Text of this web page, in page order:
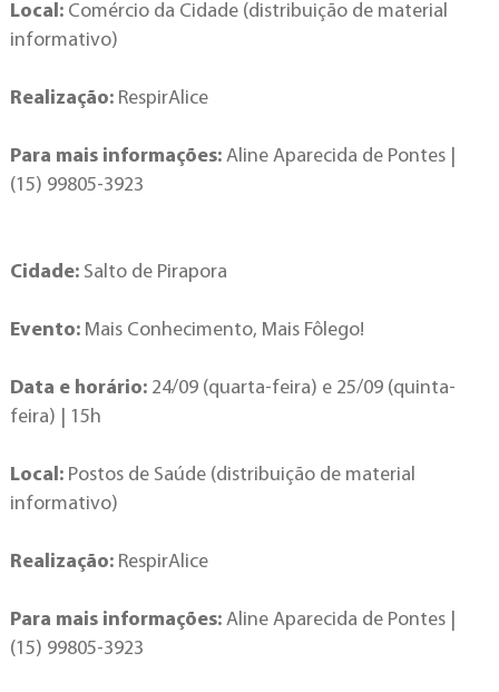
Local: Comércio da Cidade (distribuição de material
informativo)
Realização: RespirAlice
Para mais informações: Aline Aparecida de Pontes |
(15) 99805-3923
Cidade: Salto de Pirapora
Evento: Mais Conhecimento, Mais Fôlego!
Data e horário: 24/09 (quarta-feira) e 25/09 (quinta-
feira) | 15h
Local: Postos de Saúde (distribuição de material
informativo)
Realização: RespirAlice
Para mais informações: Aline Aparecida de Pontes |
(15) 99805-3923